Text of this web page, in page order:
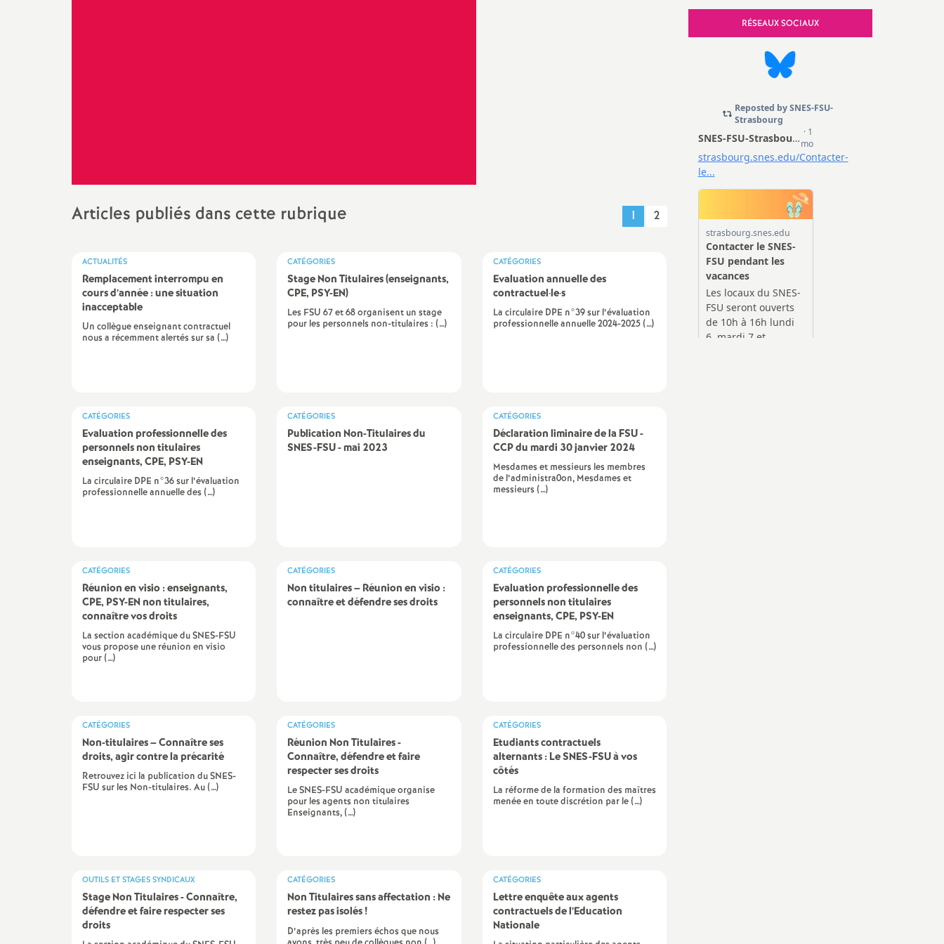
o
n
a
l
d
E
i
g
m
e
n
s
d
Articles publiés dans cette rubrique 1 2
ACTUALITÉS
Remplacement interrompu en
cours d’année : une situation
inacceptable
Un collègue enseignant contractuel
nous a récemment alertés sur sa (…)
CATÉGORIES
Stage Non Titulaires (enseignants,
CPE, PSY-EN)
Les FSU 67 et 68 organisent un stage
pour les personnels non-titulaires : (…)
CATÉGORIES
Evaluation annuelle des
contractuel·le·s
La circulaire DPE n°39 sur l’évaluation
professionnelle annuelle 2024-2025 (…)
CATÉGORIES
Evaluation professionnelle des
personnels non titulaires
enseignants, CPE, PSY-EN
La circulaire DPE n°36 sur l’évaluation
professionnelle annuelle des (…)
CATÉGORIES
Publication Non-Titulaires du
SNES-FSU - mai 2023
CATÉGORIES
Déclaration liminaire de la FSU -
CCP du mardi 30 janvier 2024
Mesdames et messieurs les membres
de l’administra0on, Mesdames et
messieurs (…)
CATÉGORIES
Réunion en visio : enseignants,
CPE, PSY-EN non titulaires,
connaître vos droits
La section académique du SNES-FSU
vous propose une réunion en visio
pour (…)
CATÉGORIES
Non titulaires – Réunion en visio :
connaître et défendre ses droits
CATÉGORIES
Evaluation professionnelle des
personnels non titulaires
enseignants, CPE, PSY-EN
La circulaire DPE n°40 sur l’évaluation
professionnelle des personnels non (…)
CATÉGORIES
Non-titulaires – Connaître ses
droits, agir contre la précarité
Retrouvez ici la publication du SNES-
FSU sur les Non-titulaires. Au (…)
CATÉGORIES
Réunion Non Titulaires -
Connaître, défendre et faire
respecter ses droits
Le SNES-FSU académique organise
pour les agents non titulaires
Enseignants, (…)
CATÉGORIES
Etudiants contractuels
alternants : Le SNES-FSU à vos
côtés
La réforme de la formation des maîtres
menée en toute discrétion par le (…)
OUTILS ET STAGES SYNDICAUX
Stage Non Titulaires - Connaître,
défendre et faire respecter ses
droits
CATÉGORIES
Non Titulaires sans affectation : Ne
restez pas isolés!
D’après les premiers échos que nous
CATÉGORIES
Lettre enquête aux agents
contractuels de l’Education
Nationale
RÉSEAUX SOCIAUX